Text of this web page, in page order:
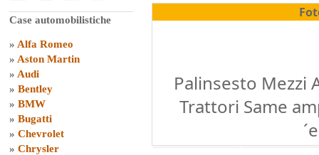
Case automobilistiche
» Alfa Romeo
» Aston Martin
» Audi
» Bentley
» BMW
» Bugatti
» Chevrolet
» Chrysler
Palinsesto Mezzi
Trattori Same